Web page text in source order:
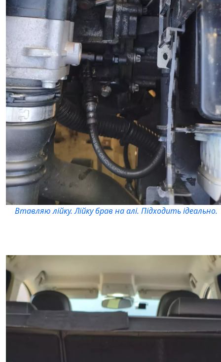
Втавляю лійку. Лійку брав на алі. Підходить ідеально.